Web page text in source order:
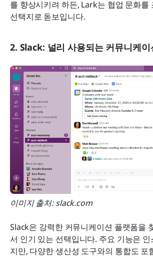
를 향상시키려 하든, Lark는 협업 문화를
선택지로 돋보입니다.
2. Slack: 널리 사용되는 커뮤니케이
이미지 출처: slack.com
Slack은 강력한 커뮤니케이션 플랫폼을
서 인기 있는 선택입니다. 주요 기능은
지만, 다양한 생산성 도구와의 통합도 포